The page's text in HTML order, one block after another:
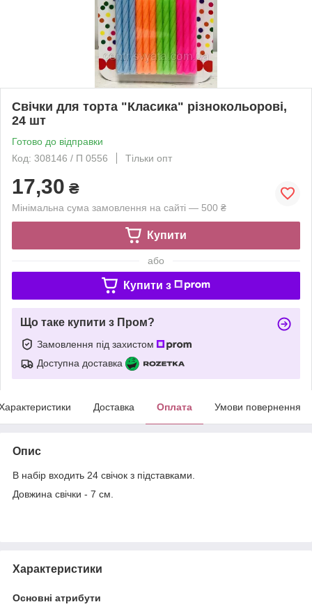
Свічки для торта "Класика" різнокольорові,
24 шт
Готово до відправки
Код: 308146 / П 0556
Тільки опт
17,30 ₴
Мінімальна сума замовлення на сайті — 500 ₴
Купити
або
Купити з
Що таке купити з Пром?
Замовлення під захистом
Доступна доставка
Доставка Оплата Умови повернення
Опис
В набір входить 24 свічок з підставками.
Довжина свічки - 7 см.
Характеристики
Основні атрибути